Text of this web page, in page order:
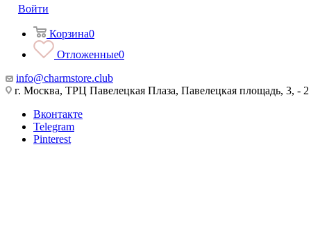
Войти
Корзина0
Отложенные0
info@charmstore.club
г. Москва, ТРЦ Павелецкая Плаза, Павелецкая площадь, 3, - 2
Вконтакте
Telegram
Pinterest